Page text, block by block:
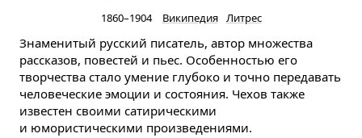
1860–1904 Википедия Литрес
Знаменитый русский писатель, автор множества
рассказов, повестей и пьес. Особенностью его
творчества стало умение глубоко и точно передавать
человеческие эмоции и состояния. Чехов также
известен своими сатирическими
и юмористическими произведениями.